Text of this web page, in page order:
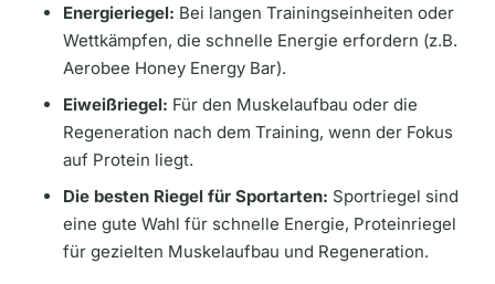
Energieriegel: Bei langen Trainingseinheiten oder
Wettkämpfen, die schnelle Energie erfordern (z.B.
Aerobee Honey Energy Bar).
Eiweißriegel: Für den Muskelaufbau oder die
Regeneration nach dem Training, wenn der Fokus
auf Protein liegt.
Die besten Riegel für Sportarten: Sportriegel sind
eine gute Wahl für schnelle Energie, Proteinriegel
für gezielten Muskelaufbau und Regeneration.